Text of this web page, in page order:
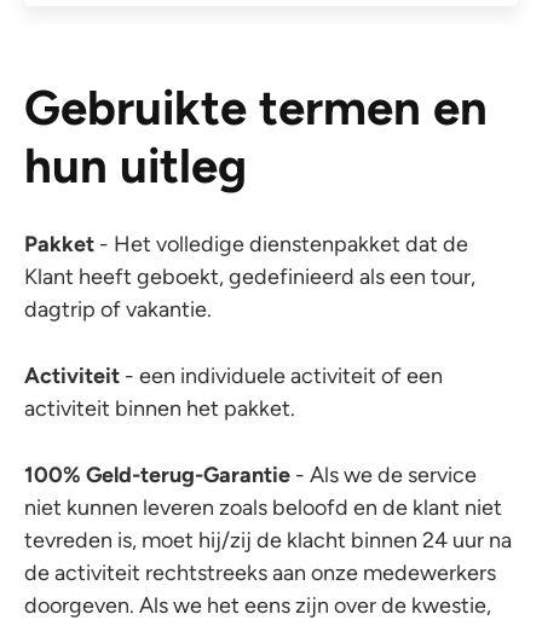
Gebruikte termen en
hun uitleg
Pakket - Het volledige dienstenpakket dat de
Klant heeft geboekt, gedefinieerd als een tour,
dagtrip of vakantie.
Activiteit - een individuele activiteit of een
activiteit binnen het pakket.
100% Geld-terug-Garantie - Als we de service
niet kunnen leveren zoals beloofd en de klant niet
tevreden is, moet hij/zij de klacht binnen 24 uur na
de activiteit rechtstreeks aan onze medewerkers
doorgeven. Als we het eens zijn over de kwestie,